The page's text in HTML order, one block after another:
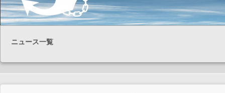
ニュース一覧